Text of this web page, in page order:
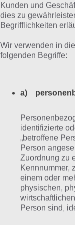
100
Level 52 von
nach einer
Farben: rot,
sowie Pfeile.
Nun muss man
Lösung ist uns
Kunden und
dies zu
Begrifflichkeiten
Wir verwenden in
folgenden Begriffe:
a)
identifizierte
„betroffene
Person
Zuordnung zu
Kennnummer,
einem oder
physischen,
Person sind,